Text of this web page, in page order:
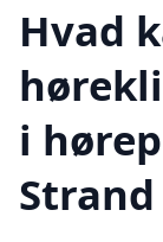
Hvad
i